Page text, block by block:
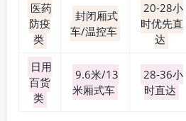
医药
防疫
类
封闭厢式
车/温控车
20-28小
时优先直
达
日用
百货
类
9.6米/13
米厢式车
28-36小
时直达